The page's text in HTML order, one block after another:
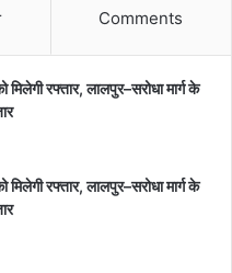
Comments
मिलेगी रफ्तार, लालपुर–सरोधा मार्ग के
मिलेगी रफ्तार, लालपुर–सरोधा मार्ग के